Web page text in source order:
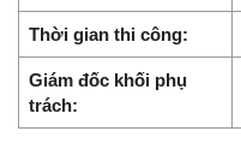
Thời gian thi công:
Giám đốc khối phụ
trách: